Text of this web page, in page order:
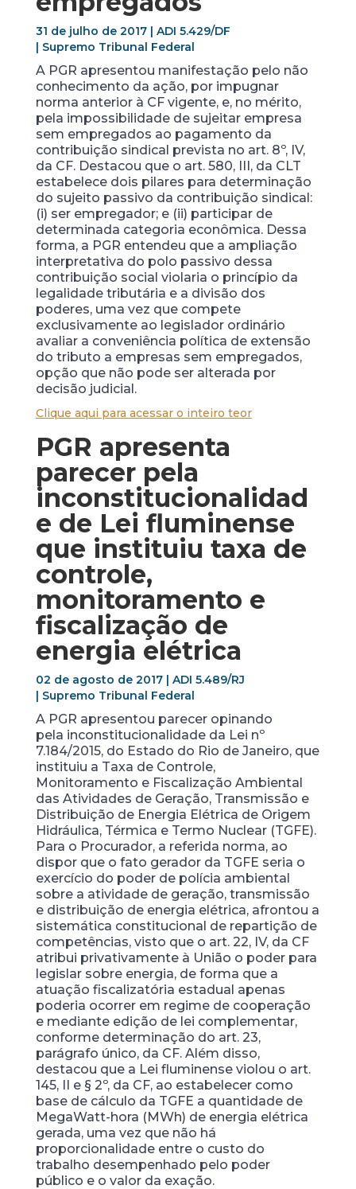
31 de julho de 2017 | ADI 5.429/DF
| Supremo Tribunal Federal
A PGR apresentou manifestação pelo não
conhecimento da ação, por impugnar
norma anterior à CF vigente, e, no mérito,
pela impossibilidade de sujeitar empresa
sem empregados ao pagamento da
contribuição sindical prevista no art. 8º, IV,
da CF. Destacou que o art. 580, III, da CLT
estabelece dois pilares para determinação
do sujeito passivo da contribuição sindical:
(i) ser empregador; e (ii) participar de
determinada categoria econômica. Dessa
forma, a PGR entendeu que a ampliação
interpretativa do polo passivo dessa
contribuição social violaria o princípio da
legalidade tributária e a divisão dos
poderes, uma vez que compete
exclusivamente ao legislador ordinário
avaliar a conveniência política de extensão
do tributo a empresas sem empregados,
opção que não pode ser alterada por
decisão judicial.
Clique aqui para acessar o inteiro teor
PGR apresenta
parecer pela
inconstitucionalidad
e de Lei fluminense
que instituiu taxa de
controle,
monitoramento e
fiscalização de
energia elétrica
02 de agosto de 2017 | ADI 5.489/RJ
| Supremo Tribunal Federal
A PGR apresentou parecer opinando
pela inconstitucionalidade da Lei nº
7.184/2015, do Estado do Rio de Janeiro, que
instituiu a Taxa de Controle,
Monitoramento e Fiscalização Ambiental
das Atividades de Geração, Transmissão e
Distribuição de Energia Elétrica de Origem
Hidráulica, Térmica e Termo Nuclear (TGFE).
Para o Procurador, a referida norma, ao
dispor que o fato gerador da TGFE seria o
exercício do poder de polícia ambiental
sobre a atividade de geração, transmissão
e distribuição de energia elétrica, afrontou a
sistemática constitucional de repartição de
competências, visto que o art. 22, IV, da CF
atribui privativamente à União o poder para
legislar sobre energia, de forma que a
atuação fiscalizatória estadual apenas
poderia ocorrer em regime de cooperação
e mediante edição de lei complementar,
conforme determinação do art. 23,
parágrafo único, da CF. Além disso,
destacou que a Lei fluminense violou o art.
145, II e § 2º, da CF, ao estabelecer como
base de cálculo da TGFE a quantidade de
MegaWatt-hora (MWh) de energia elétrica
gerada, uma vez que não há
proporcionalidade entre o custo do
trabalho desempenhado pelo poder
público e o valor da exação.